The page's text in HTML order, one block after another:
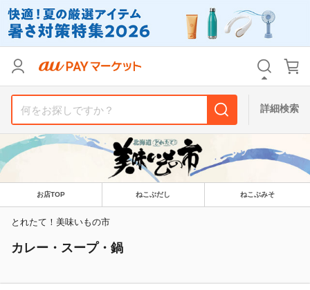
詳細検索
お店TOP ねこぶだし ねこぶみそ
とれたて！美味いもの市
カレー・スープ・鍋
支払い方法
その他の条件
送料無料
Pontaパス特典対象すべて
サンキュー配送対象
リセット
支払い方法
その他の条件
送料無料
Pontaパス特典対象すべて
サンキュー配送対象